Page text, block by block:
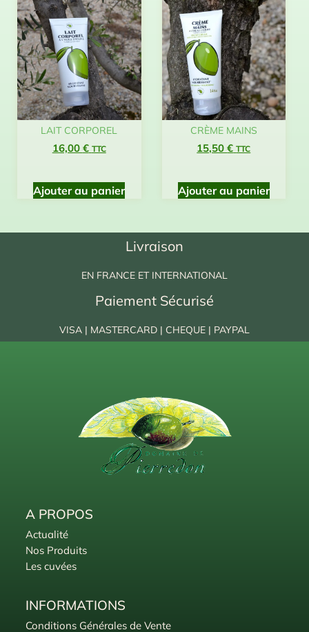
LAIT CORPOREL
16,00 € TTC
Ajouter au panier
CRÈME MAINS
15,50€ TTC
Ajouter au panier
Livraison
EN FRANCE ET INTERNATIONAL
Paiement Sécurisé
VISA | MASTERCARD | CHEQUE | PAYPAL
A PROPOS
Actualité
Nos Produits
Les cuvées
INFORMATIONS
Conditions Générales de Vente